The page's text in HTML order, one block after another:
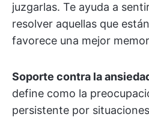
juzgarlas. Te ayuda a
resolver aquellas que
favorece una mejor
Soporte contra la
define como la
persistente por